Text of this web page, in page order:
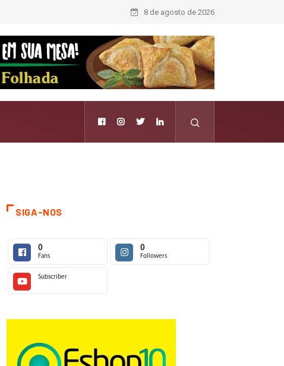
8 de agosto de 2026
SIGA-NOS
0
Fans
0
Followers
Subscriber